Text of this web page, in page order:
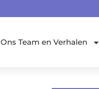
Ons Team en Verhalen